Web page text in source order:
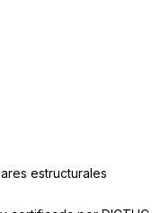
estructurales